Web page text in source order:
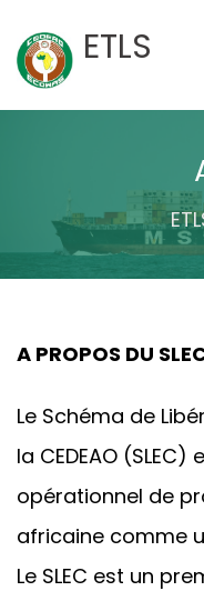
to
content
ETLS
A PROPOS DU
Le Schéma de
la CEDEAO
opérationnel de
africaine comme
Le SLEC est un